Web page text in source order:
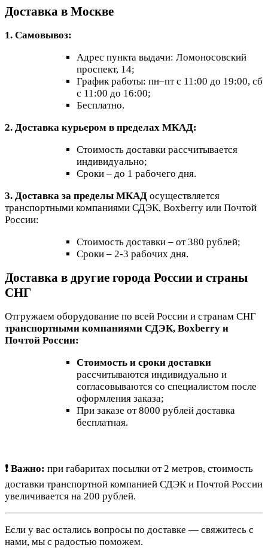
Доставка в Москве
1. Самовывоз:
Адрес пункта выдачи: Ломоносовский
проспект, 14;
График работы: пн–пт с 11:00 до 19:00, сб
с 11:00 до 16:00;
Бесплатно.
2. Доставка курьером в пределах МКАД:
Стоимость доставки рассчитывается
индивидуально;
Сроки – до 1 рабочего дня.
3. Доставка за пределы МКАД осуществляется
транспортными компаниями СДЭК, Boxberry или Почтой
России:
Стоимость доставки – от 380 рублей;
Сроки – 2-3 рабочих дня.
Доставка в другие города России и страны
СНГ
Отгружаем оборудование по всей России и странам СНГ
транспортными компаниями СДЭК, Boxberry и
Почтой России:
Стоимость и сроки доставки
рассчитываются индивидуально и
согласовываются со специалистом после
оформления заказа;
При заказе от 8000 рублей доставка
бесплатная.
❗ Важно: при габаритах посылки от 2 метров, стоимость
доставки транспортной компанией СДЭК и Почтой России
увеличивается на 200 рублей.
Если у вас остались вопросы по доставке — свяжитесь с
нами, мы с радостью поможем.